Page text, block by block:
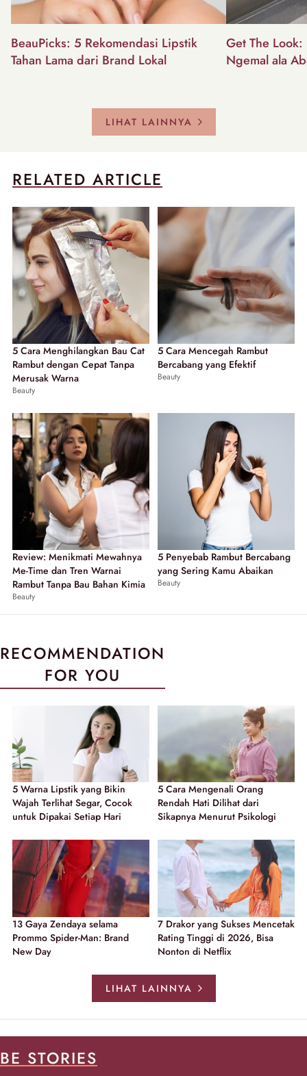
BeauPicks: 5 Rekomendasi Lipstik
Tahan Lama dari Brand Lokal
Get The
Ngemal ala
LIHAT LAINNYA
RELATED ARTICLE
5 Cara Menghilangkan Bau Cat
Rambut dengan Cepat Tanpa
Merusak Warna
Beauty
5 Cara Mencegah Rambut
Bercabang yang Efektif
Beauty
Review: Menikmati Mewahnya
Me-Time dan Tren Warnai
Rambut Tanpa Bau Bahan Kimia
Beauty
5 Penyebab Rambut Bercabang
yang Sering Kamu Abaikan
Beauty
RECOMMENDATION
FOR YOU
5 Warna Lipstik yang Bikin
Wajah Terlihat Segar, Cocok
untuk Dipakai Setiap Hari
5 Cara Mengenali Orang
Rendah Hati Dilihat dari
Sikapnya Menurut Psikologi
13 Gaya Zendaya selama
Prommo Spider-Man: Brand
New Day
7 Drakor yang Sukses Mencetak
Rating Tinggi di 2026, Bisa
Nonton di Netflix
LIHAT LAINNYA
BE STORIES